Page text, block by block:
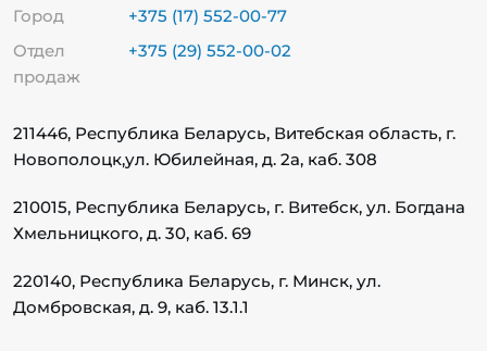
Город
+375 (17) 552-00-77
Отдел
продаж
+375 (29) 552-00-02
211446, Республика Беларусь, Витебская область, г.
Новополоцк,ул. Юбилейная, д. 2а, каб. 308
210015, Республика Беларусь, г. Витебск, ул. Богдана
Хмельницкого, д. 30, каб. 69
220140, Республика Беларусь, г. Минск, ул.
Домбровская, д. 9, каб. 13.1.1